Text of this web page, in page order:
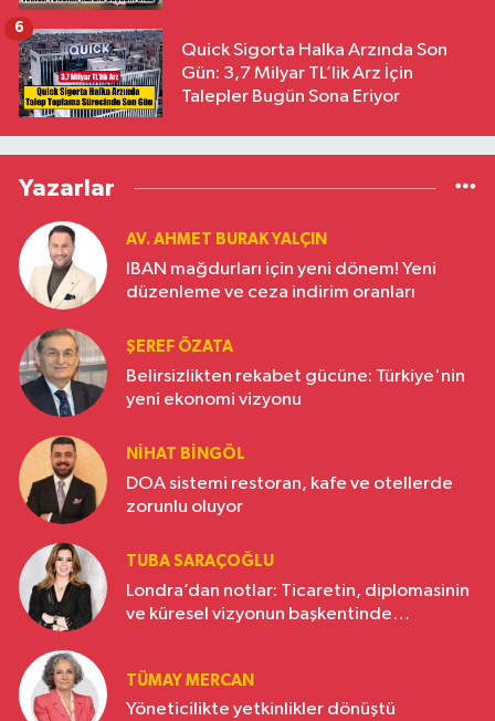
Quick Sigorta Halka Arzında Son
Gün: 3,7 Milyar TL’lik Arz İçin
Talepler Bugün Sona Eriyor
6
Yazarlar
AV. AHMET BURAK YALÇIN
IBAN mağdurları için yeni dönem! Yeni
düzenleme ve ceza indirim oranları
ŞEREF ÖZATA
Belirsizlikten rekabet gücüne: Türkiye'nin
yeni ekonomi vizyonu
NIHAT BINGÖL
DOA sistemi restoran, kafe ve otellerde
zorunlu oluyor
TUBA SARAÇOĞLU
Londra’dan notlar: Ticaretin, diplomasinin
ve küresel vizyonun başkentinde
TÜMAY MERCAN
Yöneticilikte yetkinlikler dönüştü